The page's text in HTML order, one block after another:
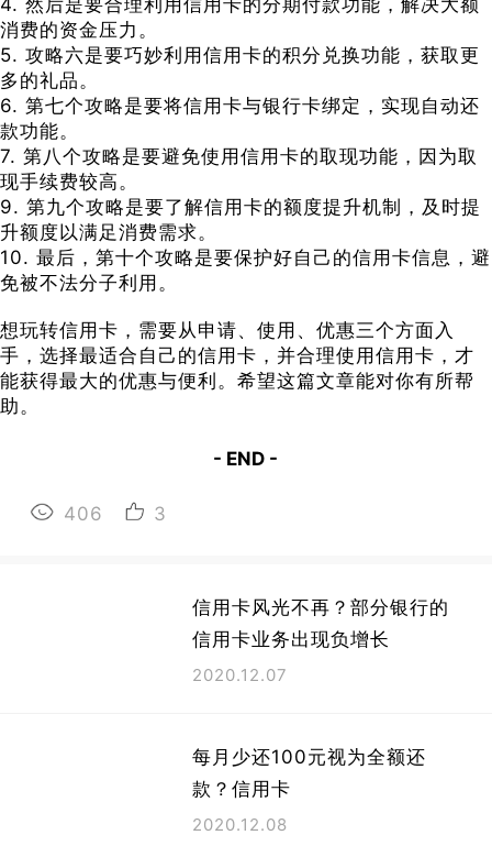
消费的资金压力。
5. 攻略六是要巧妙利用信用卡的积分兑换功能，获取更
多的礼品。
6. 第七个攻略是要将信用卡与银行卡绑定，实现自动还
款功能。
7. 第八个攻略是要避免使用信用卡的取现功能，因为取
现手续费较高。
9. 第九个攻略是要了解信用卡的额度提升机制，及时提
升额度以满足消费需求。
10. 最后，第十个攻略是要保护好自己的信用卡信息，避
免被不法分子利用。
想玩转信用卡，需要从申请、使用、优惠三个方面入
手，选择最适合自己的信用卡，并合理使用信用卡，才
能获得最大的优惠与便利。希望这篇文章能对你有所帮
助。
- END -
406 3
信用卡风光不再？部分银行的
信用卡业务出现负增长
2020.12.07
每月少还100元视为全额还
款？信用卡
2020.12.08